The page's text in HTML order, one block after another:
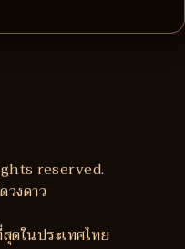
reserved.
วงดาว
ดในประเทศไทย